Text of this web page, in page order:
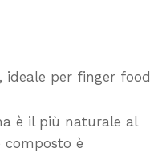
per finger food
è il più naturale al
è